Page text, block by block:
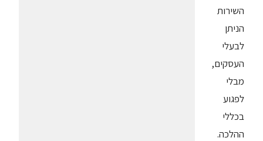
השירות
הניתן
לבעלי
העסקים,
מבלי
לפגוע
בכללי
ההלכה.